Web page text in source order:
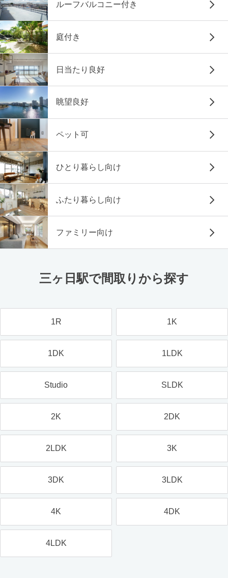
ルーフバルコニー付き
庭付き
日当たり良好
眺望良好
ペット可
ひとり暮らし向け
ふたり暮らし向け
ファミリー向け
三ヶ日駅で間取りから探す
1R 1K
1DK 1LDK
Studio SLDK
2K 2DK
2LDK 3K
3DK 3LDK
4K 4DK
4LDK